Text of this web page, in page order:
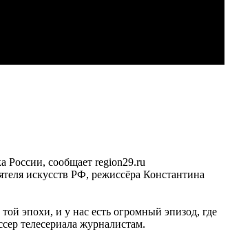
России, сообщает region29.ru
искусств РФ, режиссёра Константина
эпохи, и у нас есть огромный эпизод, где
телесериала журналистам.